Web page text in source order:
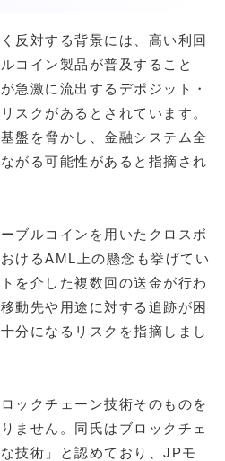
反対する背景には、高い利回
コイン製品が普及すること
急激に流出するデポジット・
スクがあるとされています。
盤を脅かし、金融システム全
がる可能性があると指摘され
ブルコインを用いたクロスボ
けるAML上の懸念も挙げてい
を介した複数回の送金が行わ
動先や用途に対する追跡が困
分になるリスクを指摘しまし
ックチェーン技術そのものを
ません。同氏はブロックチェ
技術」と認めており、JPモ